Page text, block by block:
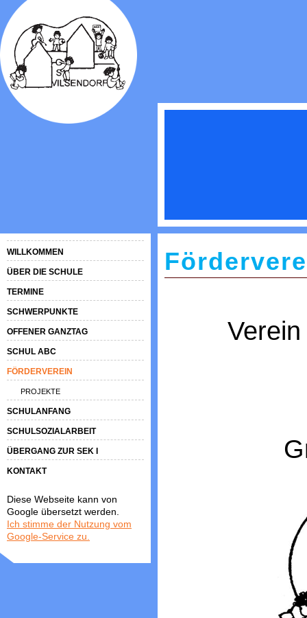
WILLKOMMEN
ÜBER DIE SCHULE
TERMINE
SCHWERPUNKTE
OFFENER GANZTAG
SCHUL ABC
FÖRDERVEREIN
PROJEKTE
SCHULANFANG
SCHULSOZIALARBEIT
ÜBERGANG ZUR SEK I
KONTAKT
Diese Webseite kann von
Google übersetzt werden.
Ich stimme der Nutzung vom
Google-Service zu.